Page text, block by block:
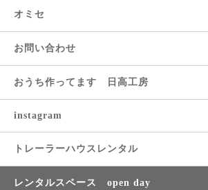
オミセ
お問い合わせ
おうち作ってます 日高工房
instagram
トレーラーハウスレンタル
レンタルスペース open day